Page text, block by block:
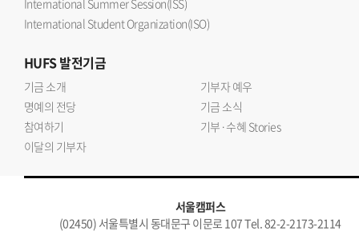
International Student Organization(ISO)
HUFS발전기금
기금 소개
기부자 예우
명예의 전당
기금 소식
참여하기
기부·수혜 Stories
이달의 기부자
서울캠퍼스
(02450) 서울특별시 동대문구 이문로 107 Tel. 82-2-2173-2114